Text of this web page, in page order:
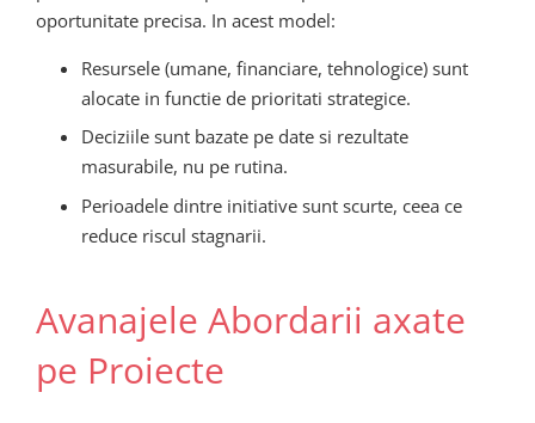
oportunitate precisa. In acest model:
Resursele (umane, financiare, tehnologice) sunt
alocate in functie de prioritati strategice.
Deciziile sunt bazate pe date si rezultate
masurabile, nu pe rutina.
Perioadele dintre initiative sunt scurte, ceea ce
reduce riscul stagnarii.
Avanajele Abordarii axate
pe Proiecte